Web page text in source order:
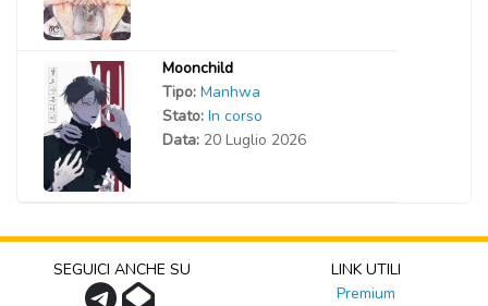
Moonchild
Tipo: Manhwa
Stato: In corso
Data: 20 Luglio 2026
SEGUICI ANCHE SU
LINK UTILI
Premium